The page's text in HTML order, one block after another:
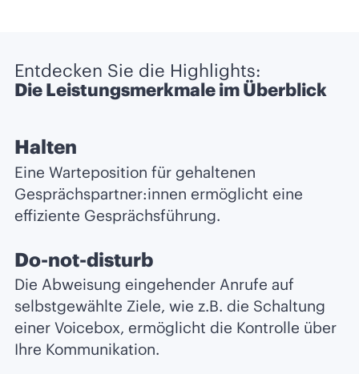
Entdecken Sie die Highlights:
Die Leistungsmerkmale im Überblick
Halten
Eine Warteposition für gehaltenen
Gesprächspartner:innen ermöglicht eine
effiziente Gesprächsführung.
Do-not-disturb
Die Abweisung eingehender Anrufe auf
selbstgewählte Ziele, wie z.B. die Schaltung
einer Voicebox, ermöglicht die Kontrolle über
Ihre Kommunikation.